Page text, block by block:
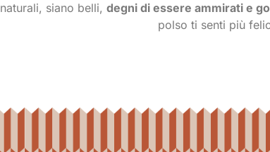
naturali, siano belli,degni di essere ammirati e
polso ti senti più